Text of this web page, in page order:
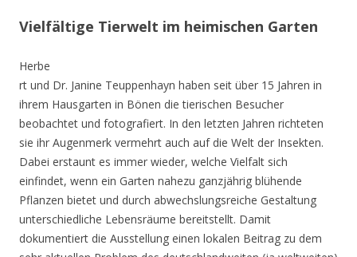
Vielfältige Tierwelt im heimischen Garten
Herbe
rt und Dr. Janine Teuppenhayn haben seit über 15 Jahren in
ihrem Hausgarten in Bönen die tierischen Besucher
beobachtet und fotografiert. In den letzten Jahren richteten
sie ihr Augenmerk vermehrt auch auf die Welt der Insekten.
Dabei erstaunt es immer wieder, welche Vielfalt sich
einfindet, wenn ein Garten nahezu ganzjährig blühende
Pflanzen bietet und durch abwechslungsreiche Gestaltung
unterschiedliche Lebensräume bereitstellt. Damit
dokumentiert die Ausstellung einen lokalen Beitrag zu dem